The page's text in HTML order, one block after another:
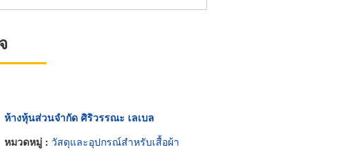
ห้างหุ้นส่วนจำกัด ศิริวรรณะ เลเบล
หมวดหมู่ : วัสดุและอุปกรณ์สำหรับเสื้อผ้า